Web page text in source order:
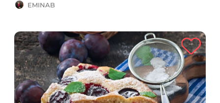
EMINAB